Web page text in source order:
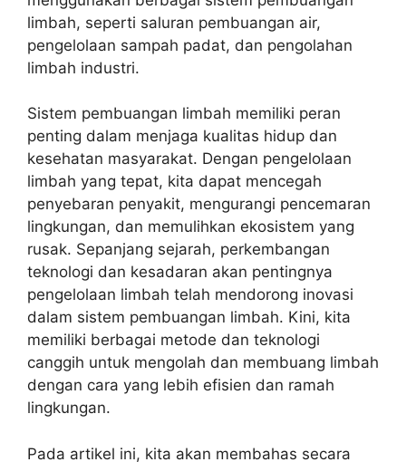
limbah, seperti saluran pembuangan air,
pengelolaan sampah padat, dan pengolahan
limbah industri.
Sistem pembuangan limbah memiliki peran
penting dalam menjaga kualitas hidup dan
kesehatan masyarakat. Dengan pengelolaan
limbah yang tepat, kita dapat mencegah
penyebaran penyakit, mengurangi pencemaran
lingkungan, dan memulihkan ekosistem yang
rusak. Sepanjang sejarah, perkembangan
teknologi dan kesadaran akan pentingnya
pengelolaan limbah telah mendorong inovasi
dalam sistem pembuangan limbah. Kini, kita
memiliki berbagai metode dan teknologi
canggih untuk mengolah dan membuang limbah
dengan cara yang lebih efisien dan ramah
lingkungan.
Pada artikel ini, kita akan membahas secara